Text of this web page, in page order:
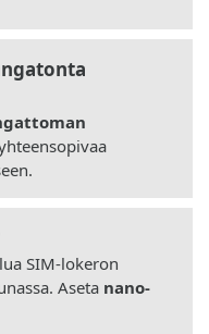
SIM-lokeron
Aseta nano-